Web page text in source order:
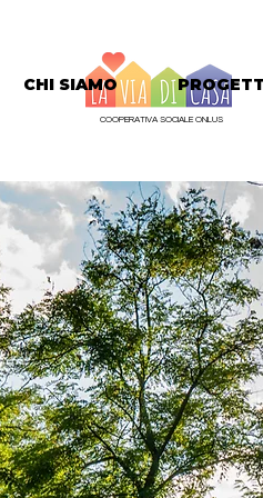
COOPERATIVA SOCIALE ONLUS
CHI SIAMO